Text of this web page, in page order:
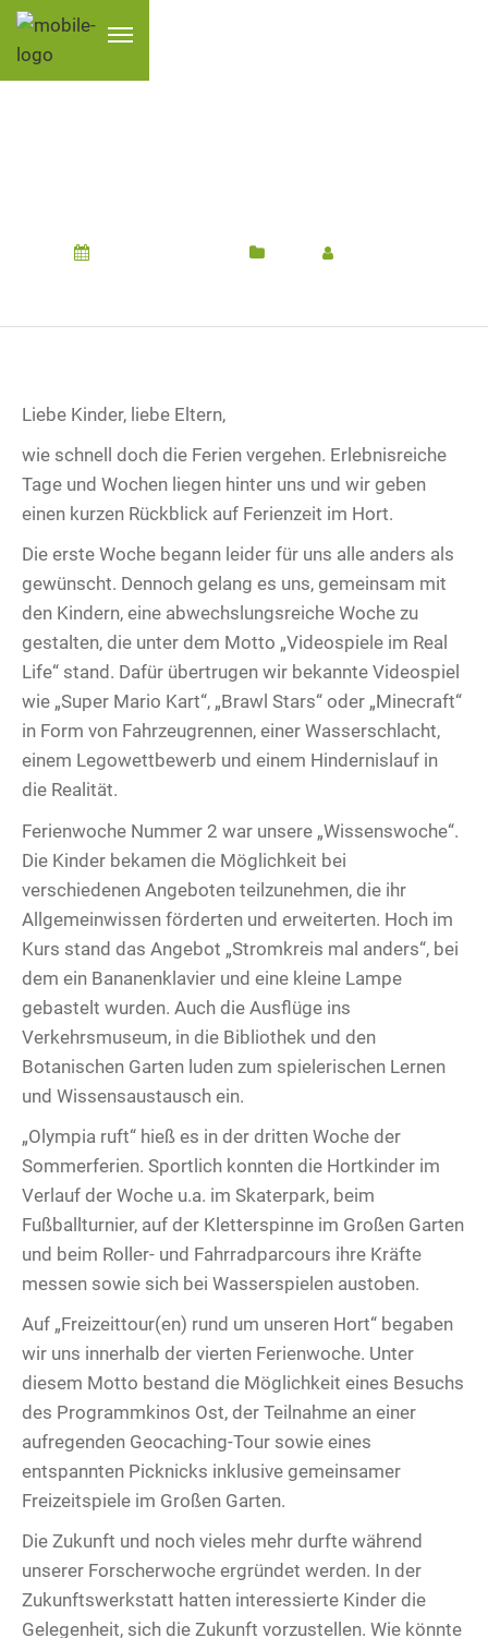
Liebe Kinder, liebe Eltern,
wie schnell doch die Ferien vergehen. Erlebnisreiche
Tage und Wochen liegen hinter uns und wir geben
einen kurzen Rückblick auf Ferienzeit im Hort.
Die erste Woche begann leider für uns alle anders als
gewünscht. Dennoch gelang es uns, gemeinsam mit
den Kindern, eine abwechslungsreiche Woche zu
gestalten, die unter dem Motto „Videospiele im Real
Life“ stand. Dafür übertrugen wir bekannte Videospiel
wie „Super Mario Kart“, „Brawl Stars“ oder „Minecraft“
in Form von Fahrzeugrennen, einer Wasserschlacht,
einem Legowettbewerb und einem Hindernislauf in
die Realität.
Ferienwoche Nummer 2 war unsere „Wissenswoche“.
Die Kinder bekamen die Möglichkeit bei
verschiedenen Angeboten teilzunehmen, die ihr
Allgemeinwissen förderten und erweiterten. Hoch im
Kurs stand das Angebot „Stromkreis mal anders“, bei
dem ein Bananenklavier und eine kleine Lampe
gebastelt wurden. Auch die Ausflüge ins
Verkehrsmuseum, in die Bibliothek und den
Botanischen Garten luden zum spielerischen Lernen
und Wissensaustausch ein.
„Olympia ruft“ hieß es in der dritten Woche der
Sommerferien. Sportlich konnten die Hortkinder im
Verlauf der Woche u.a. im Skaterpark, beim
Fußballturnier, auf der Kletterspinne im Großen Garten
und beim Roller- und Fahrradparcours ihre Kräfte
messen sowie sich bei Wasserspielen austoben.
Auf „Freizeittour(en) rund um unseren Hort“ begaben
wir uns innerhalb der vierten Ferienwoche. Unter
diesem Motto bestand die Möglichkeit eines Besuchs
des Programmkinos Ost, der Teilnahme an einer
aufregenden Geocaching-Tour sowie eines
entspannten Picknicks inklusive gemeinsamer
Freizeitspiele im Großen Garten.
Die Zukunft und noch vieles mehr durfte während
unserer Forscherwoche ergründet werden. In der
Zukunftswerkstatt hatten interessierte Kinder die
Gelegenheit, sich die Zukunft vorzustellen. Wie könnte